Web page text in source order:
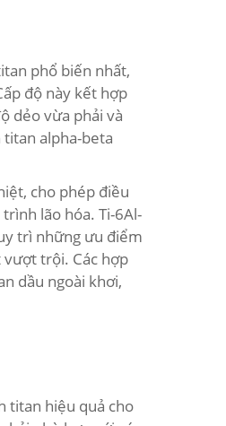
phổ biến nhất,
độ này kết hợp
dẻo vừa phải và
titan alpha-beta
cho phép điều
lão hóa. Ti-6Al-
trì những ưu điểm
vượt trội. Các hợp
dầu ngoài khơi,
titan hiệu quả cho